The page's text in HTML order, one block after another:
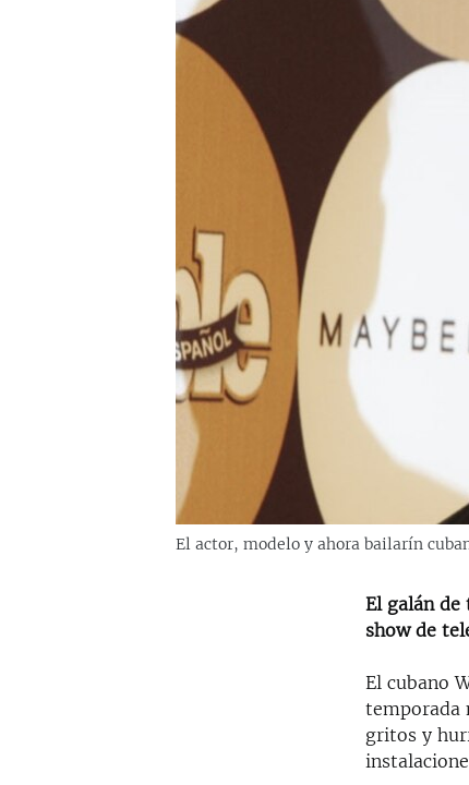
LA REALIDAD DE LA VIVIENDA EN
LOS SANTOS DE HIALEAH
DESINFORMACIÓN RUSA EN
LA INVASIÓN DE RUSIA A UCRANIA
El actor, modelo y ahora bailarín
El galán de
show de
El cubano
temporada
gritos y